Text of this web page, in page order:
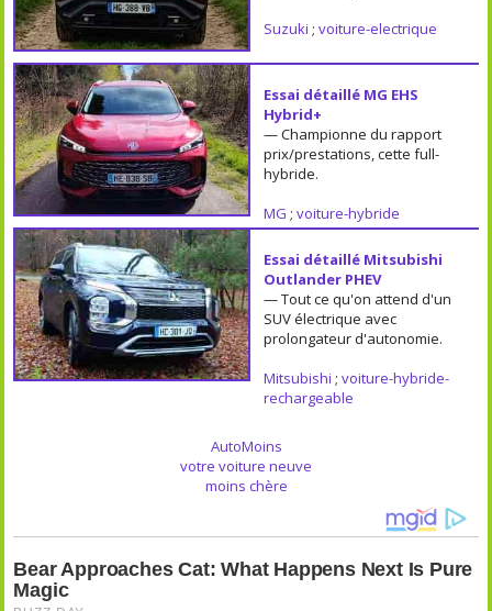
Suzuki ; voiture-electrique
Essai détaillé MG EHS
Hybrid+
— Championne du rapport
prix/prestations, cette full-
hybride.
MG ; voiture-hybride
Essai détaillé Mitsubishi
Outlander PHEV
— Tout ce qu'on attend d'un
SUV électrique avec
prolongateur d'autonomie.
Mitsubishi ; voiture-hybride-
rechargeable
AutoMoins
votre voiture neuve
moins chère